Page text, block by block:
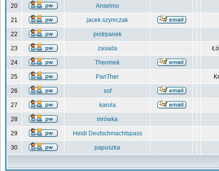
20 Anselmo
21 jacek.szymczak
22 piotrpanek
23 zasada
24 Theomek
25 PanTher
26 sof
27 karola
28 mrówka
29 Heidi Deutschmachtspass
30 papuszka